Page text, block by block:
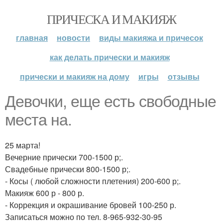
ПРИЧЕСКА И МАКИЯЖ
главная новости
виды макияжа и причесок
как делать прически и макияж
прически и макияж на дому
игры отзывы
Девочки, еще есть свободные
места на.
25 марта!
Вечерние прически 700-1500 р;.
Свадебные прически 800-1500 р;.
- Косы ( любой сложности плетения) 200-600 р;.
Макияж 600 р - 800 р.
- Коррекция и окрашивание бровей 100-250 р.
Записаться можно по тел. 8-965-932-30-95